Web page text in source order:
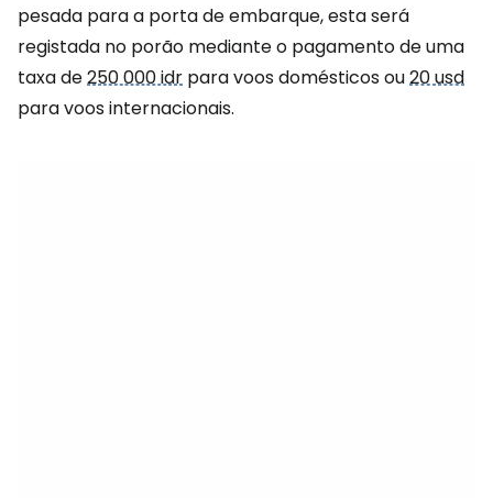
pesada para a porta de embarque, esta será
registada no porão mediante o pagamento de uma
taxa de250 000 idr para voos domésticos ou20 usd
para voos internacionais.